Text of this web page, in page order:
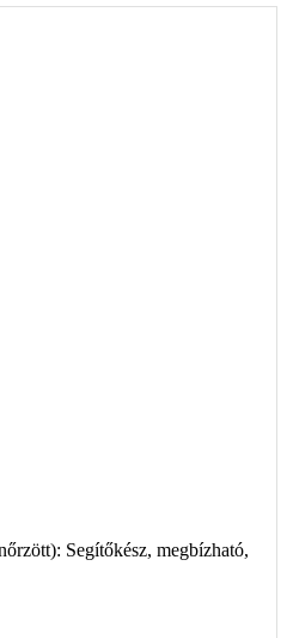
Segítőkész, megbízható,